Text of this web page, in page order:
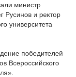
министр
Русинов и ректор
университета
победителей
Всероссийского